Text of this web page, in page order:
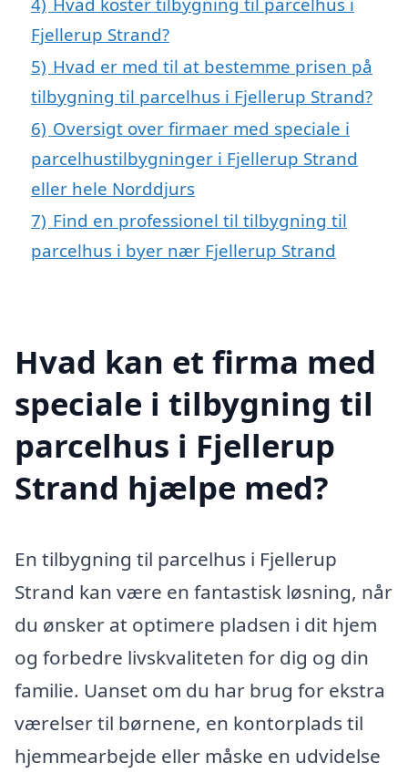
Fjellerup Strand?
5) Hvad er med til at bestemme prisen på
tilbygning til parcelhus i Fjellerup Strand?
6) Oversigt over firmaer med speciale i
parcelhustilbygninger i Fjellerup Strand
eller hele Norddjurs
7) Find en professionel til tilbygning til
parcelhus i byer nær Fjellerup Strand
Hvad kan et firma med
speciale i tilbygning til
parcelhus i Fjellerup
Strand hjælpe med?
En tilbygning til parcelhus i Fjellerup
Strand kan være en fantastisk løsning, når
du ønsker at optimere pladsen i dit hjem
og forbedre livskvaliteten for dig og din
familie. Uanset om du har brug for ekstra
værelser til børnene, en kontorplads til
hjemmearbejde eller måske en udvidelse